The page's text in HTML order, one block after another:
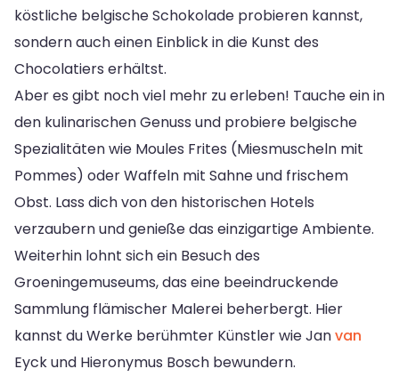
köstliche belgische Schokolade probieren kannst,
sondern auch einen Einblick in die Kunst des
Chocolatiers erhältst.
Aber es gibt noch viel mehr zu erleben! Tauche ein in
den kulinarischen Genuss und probiere belgische
Spezialitäten wie Moules Frites (Miesmuscheln mit
Pommes) oder Waffeln mit Sahne und frischem
Obst. Lass dich von den historischen Hotels
verzaubern und genieße das einzigartige Ambiente.
Weiterhin lohnt sich ein Besuch des
Groeningemuseums, das eine beeindruckende
Sammlung flämischer Malerei beherbergt. Hier
kannst du Werke berühmter Künstler wie Janvan
Eyck und Hieronymus Bosch bewundern.